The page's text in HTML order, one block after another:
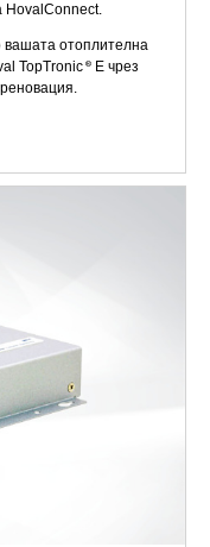
HovalConnect.
отоплителна
TopTronic
E чрез